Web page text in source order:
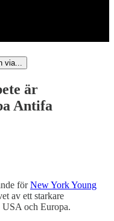
via...
är
Antifa
förNew York Young
av ett starkare
USA och Europa.